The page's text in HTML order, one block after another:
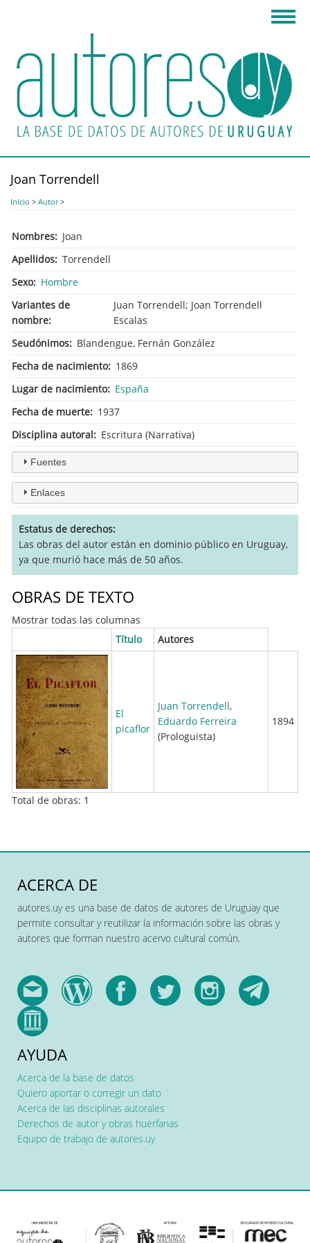
principal
Joan Torrendell
Inicio > Autor>
Nombres
Joan
Apellidos Torrendell
Sexo
Hombre
Variantes de
nombre
Juan Torrendell; Joan Torrendell
Escalas
Seudónimos
Blandengue, Fernán González
Fecha de nacimiento
1869
Lugar de nacimiento
España
Fecha de muerte
1937
Disciplina autoral
Escritura (Narrativa)
Fuentes
Enlaces
Estatus de derechos
Las obras del autor están en dominio público en Uruguay,
ya que murió hace más de 50 años.
OBRAS DE TEXTO
Mostrar todas las columnas
Título
Autores
El
picaflor
Juan Torrendell,
Eduardo Ferreira
(Prologuista)
1894
Total de obras: 1
ACERCA DE
autores.uy es una base de datos de autores de Uruguay que
permite consultar y reutilizar la información sobre las obras y
autores que forman nuestro acervo cultural común.
AYUDA
Acerca de la base de datos
Quiero aportar o corregir un dato
Acerca de las disciplinas autorales
Derechos de autor y obras huérfanas
Equipo de trabajo de autores.uy